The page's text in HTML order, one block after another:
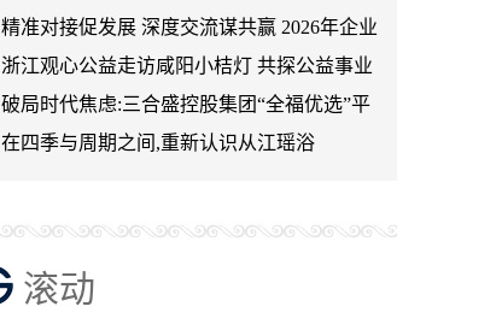
保产业
精准对接促发展 深度交流谋共赢 2026年企业
投融资交流活动第二
浙江观心公益走访咸阳小桔灯 共探公益事业
可持续发展新路径
破局时代焦虑:三合盛控股集团“全福优选”平
台正式启航
在四季与周期之间,重新认识从江瑶浴
滚动
天空实业与香港理工大学筹建载人通航飞机
研究院
绿动珠城 向淮而生 ——安徽淮海园林绿化工
程有限公司发展纪实
深学细悟四点重要讲话精神 以实干推动两岸
进上海晨烨家具有限公司
破局时代焦虑:三合盛控股集团“全福优选”平
台正式启航
暖心守护!阿勒泰市公安局成功救助国家二级